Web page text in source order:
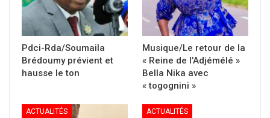
Pdci-Rda/Soumaila
Brédoumy prévient et
hausse le ton
Musique/Le retour de la
« Reine de l’Adjémélé »
Bella Nika avec
« togognini »
ACTUALITÉS ACTUALITÉS